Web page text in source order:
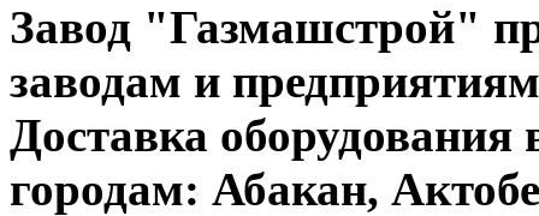
Завод "Газмашстрой"
заводам и
Доставка
городам: Абакан,